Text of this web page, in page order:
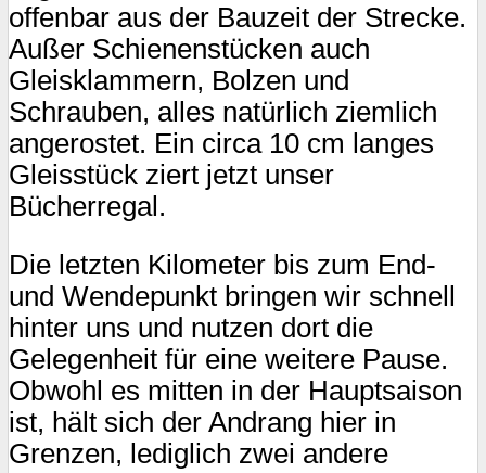
offenbar aus der Bauzeit der Strecke.
Außer Schienenstücken auch
Gleisklammern, Bolzen und
Schrauben, alles natürlich ziemlich
angerostet. Ein circa 10 cm langes
Gleisstück ziert jetzt unser
Bücherregal.
Die letzten Kilometer bis zum End-
und Wendepunkt bringen wir schnell
hinter uns und nutzen dort die
Gelegenheit für eine weitere Pause.
Obwohl es mitten in der Hauptsaison
ist, hält sich der Andrang hier in
Grenzen, lediglich zwei andere